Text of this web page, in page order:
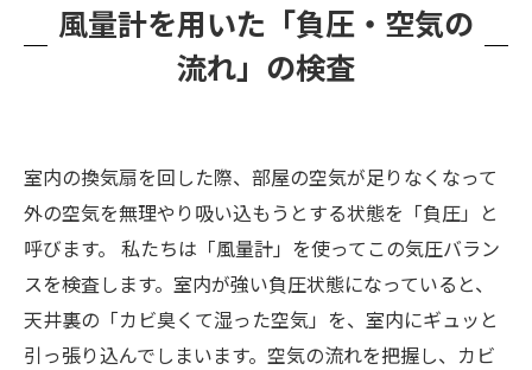
風量計を用いた「負圧・空気の
流れ」の検査
室内の換気扇を回した際、部屋の空気が足りなくなって
外の空気を無理やり吸い込もうとする状態を「負圧」と
呼びます。 私たちは「風量計」を使ってこの気圧バラン
スを検査します。室内が強い負圧状態になっていると、
天井裏の「カビ臭くて湿った空気」を、室内にギュッと
引っ張り込んでしまいます。空気の流れを把握し、カビ